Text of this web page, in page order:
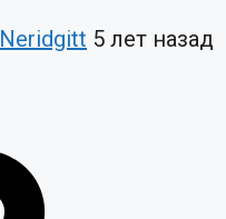
Neridgitt 5 лет назад